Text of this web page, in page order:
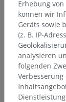
Erhebung
können wir
Geräts sowie
(z. B. IP-
analysieren
folgenden